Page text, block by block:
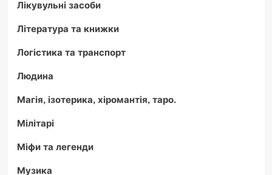
Лікувульні засоби
Література та книжки
Логістика та транспорт
Людина
Магія, ізотерика, хіромантія, таро.
Мілітарі
Міфи та легенди
Музика